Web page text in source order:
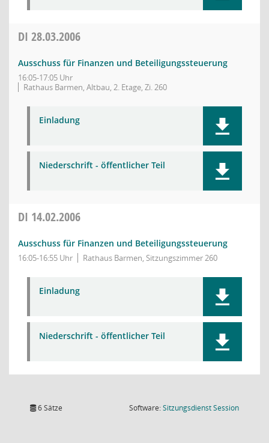
DI 28.03.2006
Ausschuss für Finanzen und Beteiligungssteuerung
16:05-17:05 Uhr
Rathaus Barmen, Altbau, 2. Etage, Zi. 260
Einladung
Niederschrift - öffentlicher Teil
DI 14.02.2006
Ausschuss für Finanzen und Beteiligungssteuerung
16:05-16:55 Uhr Rathaus Barmen, Sitzungszimmer 260
Einladung
Niederschrift - öffentlicher Teil
6 Sätze Software:SitzungsdienstSession(Wird in